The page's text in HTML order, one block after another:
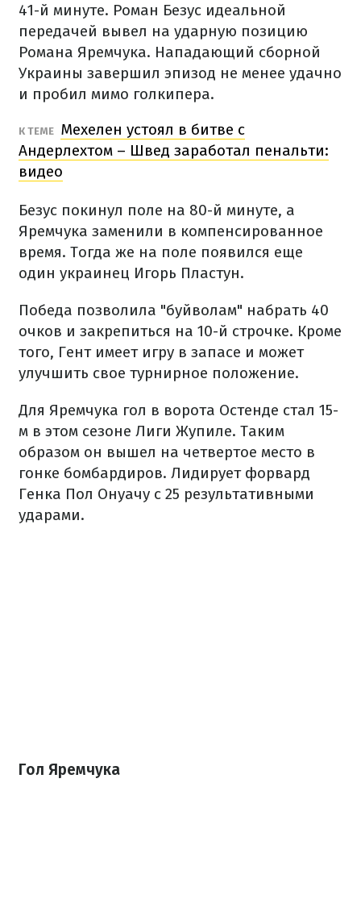
41-й минуте. Роман Безус идеальной
передачей вывел на ударную позицию
Романа Яремчука. Нападающий сборной
Украины завершил эпизод не менее удачно
и пробил мимо голкипера.
К ТЕМЕ Мехелен устоял в битве с
Андерлехтом – Швед заработал пенальти:
видео
Безус покинул поле на 80-й минуте, а
Яремчука заменили в компенсированное
время. Тогда же на поле появился еще
один украинец Игорь Пластун.
Победа позволила "буйволам" набрать 40
очков и закрепиться на 10-й строчке. Кроме
того, Гент имеет игру в запасе и может
улучшить свое турнирное положение.
Для Яремчука гол в ворота Остенде стал 15-
м в этом сезоне Лиги Жупиле. Таким
образом он вышел на четвертое место в
гонке бомбардиров. Лидирует форвард
Генка Пол Онуачу с 25 результативными
ударами.
Гол Яремчука